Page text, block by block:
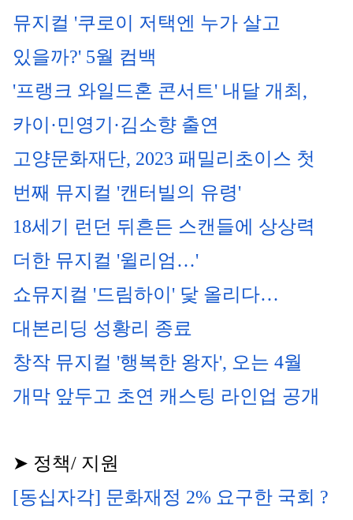
뮤지컬 '쿠로이 저택엔 누가 살고
있을까?' 5월 컴백
'프랭크 와일드혼 콘서트' 내달 개최,
카이·민영기·김소향 출연
고양문화재단, 2023 패밀리초이스 첫
번째 뮤지컬 '캔터빌의 유령'
18세기 런던 뒤흔든 스캔들에 상상력
더한 뮤지컬 '윌리엄…'
쇼뮤지컬 '드림하이' 닻 올리다…
대본리딩 성황리 종료
창작 뮤지컬 '행복한 왕자', 오는 4월
개막 앞두고 초연 캐스팅 라인업 공개
➤ 정책/ 지원
[동십자각] 문화재정 2% 요구한 국회 ?